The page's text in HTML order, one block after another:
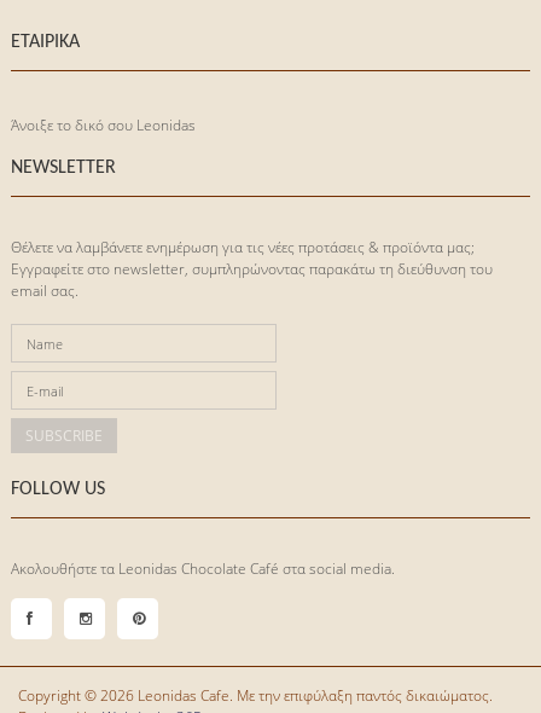
ΕΤΑΙΡΙΚΑ
Άνοιξε το δικό σου Leonidas
NEWSLETTER
Θέλετε να λαμβάνετε ενημέρωση για τις νέες προτάσεις & προϊόντα μας;
Eγγραφείτε στο newsletter, συμπληρώνοντας παρακάτω τη διεύθυνση του
email σας.
FOLLOW US
Ακολουθήστε τα Leonidas Chocolate Café στα social media.
Copyright © 2026 Leonidas Cafe. Με την επιφύλαξη παντός δικαιώματος.